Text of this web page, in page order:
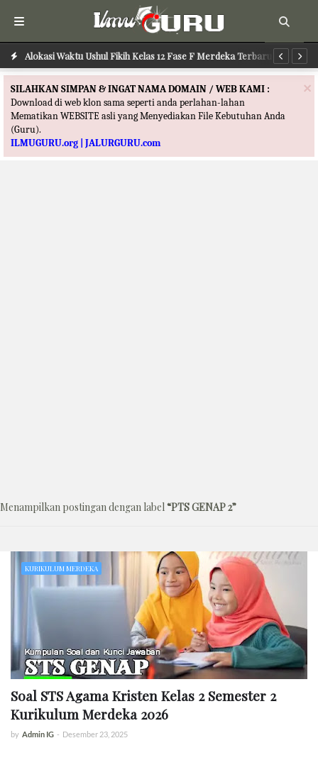
Alokasi Waktu Ushul Fikih Kelas 12 Fase F Merdeka Terbaru
Alokasi Waktu Ilmu Tafsir Kelas 12 Fase F Merdeka Terbaru
×
SILAHKAN SIMPAN & INGAT NAMA DOMAIN / WEB KAMI :
Download di web klon sama seperti anda perlahan-lahan
Mematikan WEBSITE asli yang Menyediakan File Kebutuhan Anda
(Guru).
ILMUGURU.org | JALURGURU.com
Menampilkan postingan dengan label PTS GENAP 2
KURIKULUM MERDEKA
Soal STS Agama Kristen Kelas 2 Semester 2
Kurikulum Merdeka 2026
by Admin IG - Desember 23, 2025